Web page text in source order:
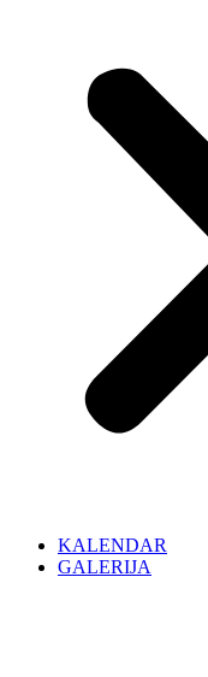
KALENDAR
GALERIJA